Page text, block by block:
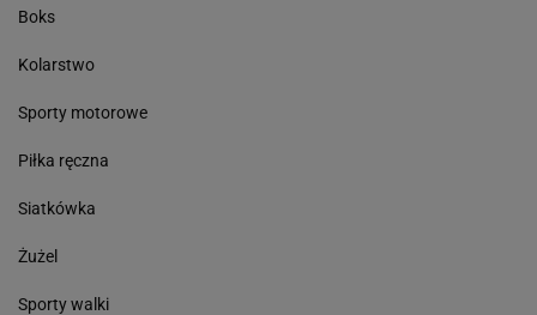
Boks
Kolarstwo
Sporty motorowe
Piłka ręczna
Siatkówka
Żużel
Sporty walki